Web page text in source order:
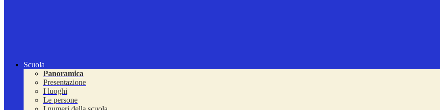
Scuola
Panoramica
Presentazione
I luoghi
Le persone